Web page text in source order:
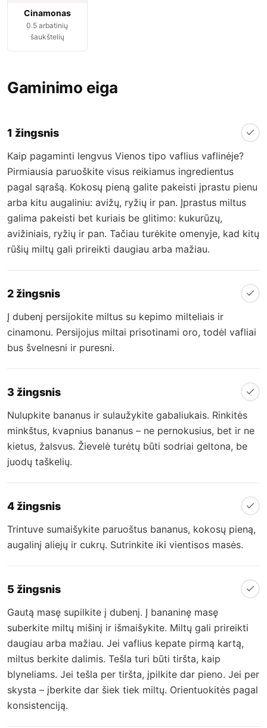
Cinamonas
0.5 arbatinių
šaukštelių
Gaminimo eiga
1 žingsnis
Kaip pagaminti lengvus Vienos tipo vaflius vaflinėje?
Pirmiausia paruoškite visus reikiamus ingredientus
pagal sąrašą. Kokosų pieną galite pakeisti įprastu pienu
arba kitu augaliniu: avižų, ryžių ir pan. Įprastus miltus
galima pakeisti bet kuriais be glitimo: kukurūzų,
avižiniais, ryžių ir pan. Tačiau turėkite omenyje, kad kitų
rūšių miltų gali prireikti daugiau arba mažiau.
2 žingsnis
Į dubenį persijokite miltus su kepimo milteliais ir
cinamonu. Persijojus miltai prisotinami oro, todėl vafliai
bus švelnesni ir puresni.
3 žingsnis
Nulupkite bananus ir sulaužykite gabaliukais. Rinkitės
minkštus, kvapnius bananus – ne pernokusius, bet ir ne
kietus, žalsvus. Žievelė turėtų būti sodriai geltona, be
juodų taškelių.
4 žingsnis
Trintuve sumaišykite paruoštus bananus, kokosų pieną,
augalinį aliejų ir cukrų. Sutrinkite iki vientisos masės.
5 žingsnis
Gautą masę supilkite į dubenį. Į bananinę masę
suberkite miltų mišinį ir išmaišykite. Miltų gali prireikti
daugiau arba mažiau. Jei vaflius kepate pirmą kartą,
miltus berkite dalimis. Tešla turi būti tiršta, kaip
blyneliams. Jei tešla per tiršta, įpilkite dar pieno. Jei per
skysta – įberkite dar šiek tiek miltų. Orientuokitės pagal
konsistenciją.